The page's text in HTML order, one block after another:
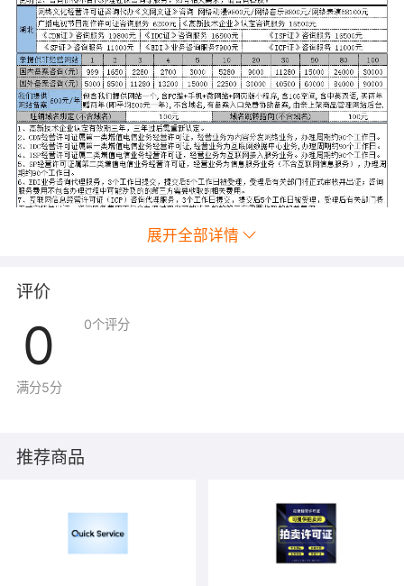
展开全部详情
评价
0
满分5分
0个评分
推荐商品